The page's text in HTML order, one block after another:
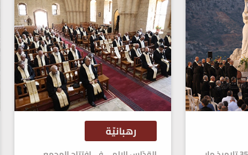
رهبانيّة